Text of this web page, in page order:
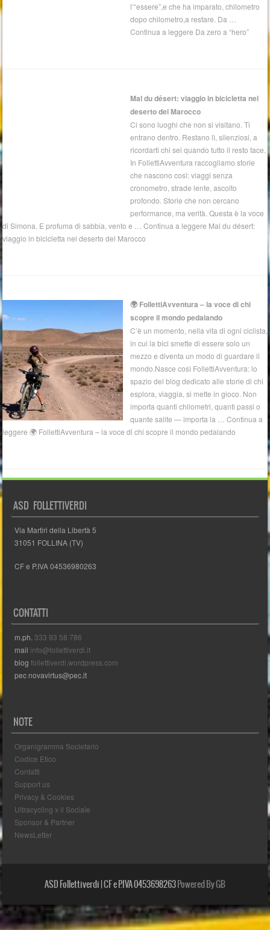
l’“essere”,e che ha imparato, chilometro
dopo chilometro,a restare. Da …
Continua a leggere Da zero a “hero”
Mal du désert: viaggio in bicicletta nel
deserto del Marocco
Ci sono luoghi che non si visitano. Ti
entrano dentro. Restano lì, silenziosi, a
ricordarti chi sei quando tutto il resto tace.
In FollettiAvventura raccogliamo storie
che nascono così: viaggi senza
cronometro, strade lente, ascolto
profondo. Storie che non cercano
performance, ma verità. Questa è la voce
di Simona. E profuma di sabbia, vento e … Continua a leggere Mal du désert:
viaggio in bicicletta nel deserto del Marocco
🌍 FollettiAvventura – la voce di chi
scopre il mondo pedalando
C’è un momento, nella vita di ogni ciclista,
in cui la bici smette di essere solo un
mezzo e diventa un modo di guardare il
mondo.Nasce così FollettiAvventura: lo
spazio del blog dedicato alle storie di chi
esplora, viaggia, si mette in gioco. Non
importa quanti chilometri, quanti passi o
quante salite — importa la … Continua a
leggere 🌍 FollettiAvventura – la voce di chi scopre il mondo pedalando
ASD FOLLETTIVERDI
Via Martiri della Libertà 5
31051 FOLLINA (TV)
CF e P.IVA 04536980263
CONTATTI
m.ph. 333 93 58 786
mail info@follettiverdi.it
blogfollettiverdi.wordpress.com
pec novavirtus@pec.it
NOTE
Organigramma Societario
Codice Etico
Contatti
Support us
Privacy & Cookies
Ultracycling x il Sociale
Sponsor & Partner
NewsLetter
ASD Follettiverdi | CF e P.IVA 0453698263Powered By GB